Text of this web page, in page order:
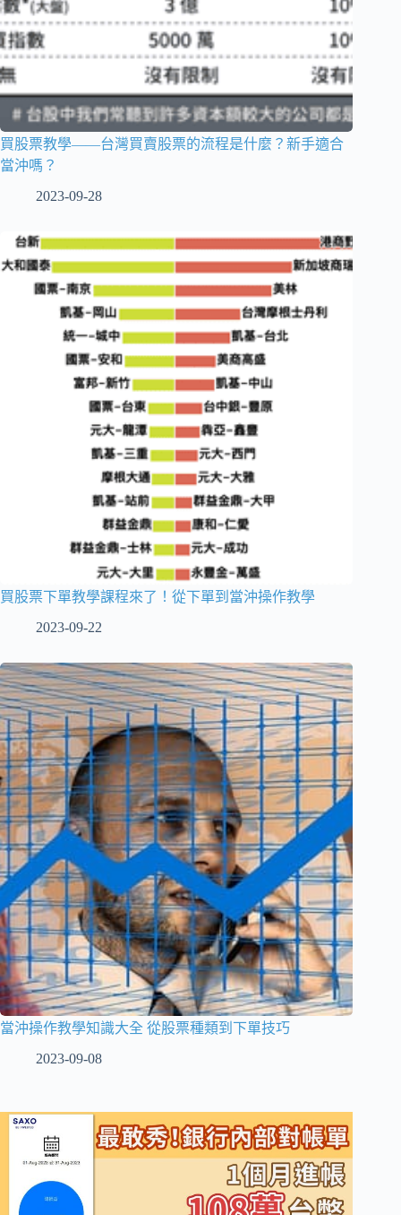
買股票教學——台灣買賣股票的流程是什麼？新手適合
當沖嗎？
2023-09-28
買股票下單教學課程來了！從下單到當沖操作教學
2023-09-22
當沖操作教學知識大全 從股票種類到下單技巧
2023-09-08